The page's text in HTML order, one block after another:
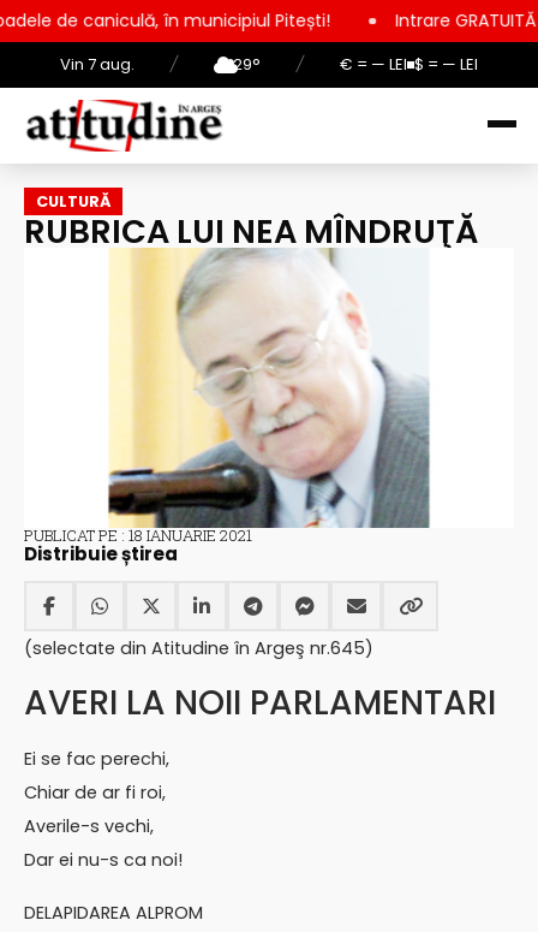
Vin 7 aug. / 29° / € = — LEI $ = — LEI
în municipiul Pitești! Intrare GRATUITĂ pentru copii,
CULTURĂ
RUBRICA LUI NEA MÎNDRUŢĂ
PUBLICAT PE : 18 IANUARIE 2021
Distribuie știrea
(selectate din Atitudine în Argeş nr.645)
AVERI LA NOII PARLAMENTARI
Ei se fac perechi,
Chiar de ar fi roi,
Averile-s vechi,
Dar ei nu-s ca noi!
DELAPIDAREA ALPROM